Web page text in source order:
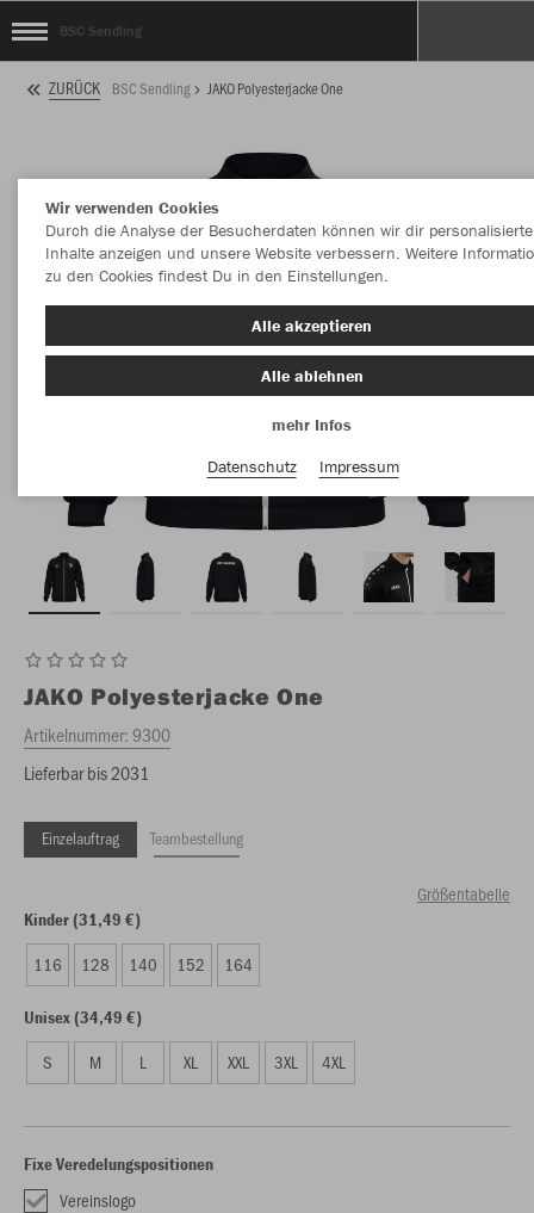
BSC Sendling
ZURÜCK BSC Sendling JAKO Polyesterjacke One
JAKO Polyesterjacke One
Artikelnummer:9300
Lieferbar bis 2031
Einzelauftrag Teambestellung
Größentabelle
Kinder (31,49 €)
116 128 140 152 164
Unisex (34,49 €)
S M L XL XXL 3XL 4XL
Fixe Veredelungspositionen
Vereinslogo
Wir verwenden Cookies
Durch die Analyse der Besucherdaten können wir dir personalisierte
Inhalte anzeigen und unsere Website verbessern. Weitere
zu den Cookies findest Du in den Einstellungen.
Alle akzeptieren
Alle ablehnen
mehr Infos
Datenschutz
Impressum